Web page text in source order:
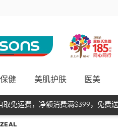
减$50
保健 美肌护肤 医美
免运费，净额消费满$399，免费送